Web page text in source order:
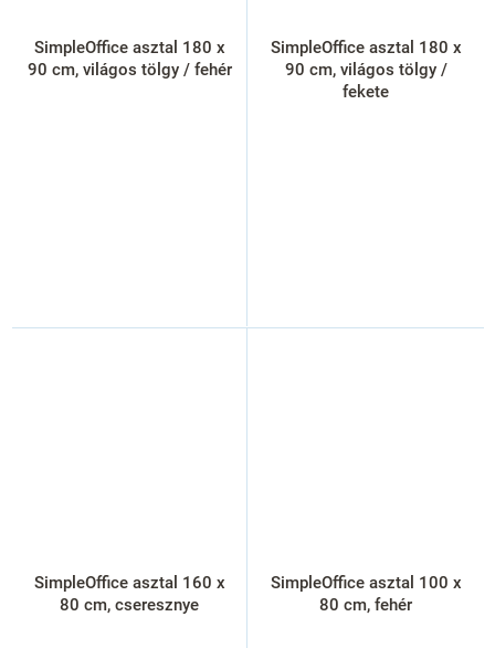
SimpleOffice asztal 180 x
90 cm, világos tölgy / fehér
SimpleOffice asztal 180 x
90 cm, világos tölgy /
fekete
SimpleOffice asztal 160 x
80 cm, cseresznye
SimpleOffice asztal 100 x
80 cm, fehér